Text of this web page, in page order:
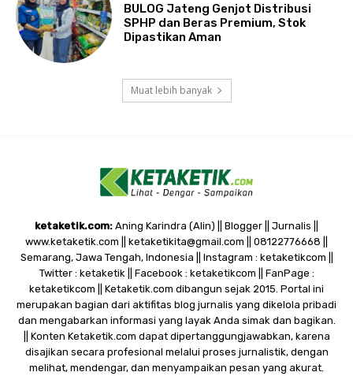
BULOG Jateng Genjot Distribusi
SPHP dan Beras Premium, Stok
Dipastikan Aman
Muat lebih banyak
ketaketik.com: Aning Karindra (Alin) || Blogger || Jurnalis ||
www.ketaketik.com || ketaketikita@gmail.com || 08122776668 ||
Semarang, Jawa Tengah, Indonesia || Instagram : ketaketikcom ||
Twitter : ketaketik || Facebook : ketaketikcom || FanPage :
ketaketikcom || Ketaketik.com dibangun sejak 2015. Portal ini
merupakan bagian dari aktifitas blog jurnalis yang dikelola pribadi
dan mengabarkan informasi yang layak Anda simak dan bagikan.
|| Konten Ketaketik.com dapat dipertanggungjawabkan, karena
disajikan secara profesional melalui proses jurnalistik, dengan
melihat, mendengar, dan menyampaikan pesan yang akurat.